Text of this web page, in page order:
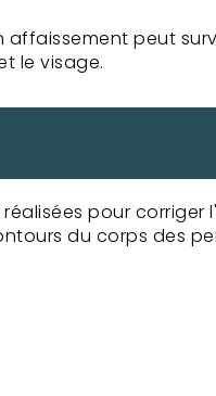
peut
le visage.
pour corriger
du corps des